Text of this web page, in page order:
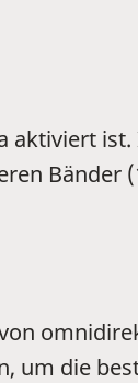
aktiviert
Bänder
um die